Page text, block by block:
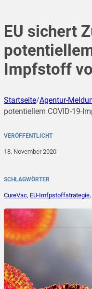
EU sichert
Impfstoff
Startseite/Agentur-
potentiellem COVID-19-
VERÖFFENTLICHT
18. November 2020
SCHLAGWÖRTER
CureVac, EU-Imfpstoffstrategie,